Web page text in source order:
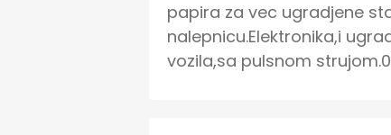
papira za vec ugradjene
nalepnicu.Elektronika,i
vozila,sa pulsnom